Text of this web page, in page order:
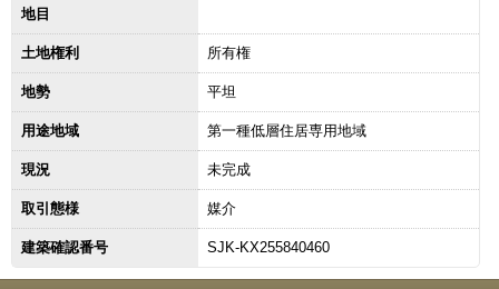
地目
土地権利 所有権
地勢 平坦
用途地域 第一種低層住居専用地域
現況 未完成
取引態様 媒介
建築確認番号 SJK-KX255840460